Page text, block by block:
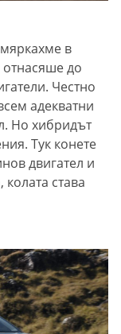
в
до
Честно
адекватни
Но хибридът
Тук конете
двигател и
става